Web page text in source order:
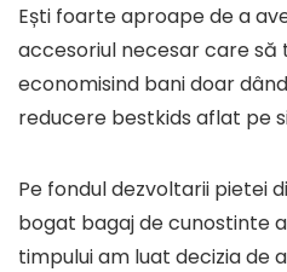
Ești foarte aproape de a
accesoriul necesar care
economisind bani doar
reducere bestkids aflat pe
Pe fondul dezvoltarii pietei
bogat bagaj de cunostinte
timpului am luat decizia de